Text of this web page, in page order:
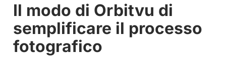
Il modo di Orbitvu di
semplificare il processo
fotografico